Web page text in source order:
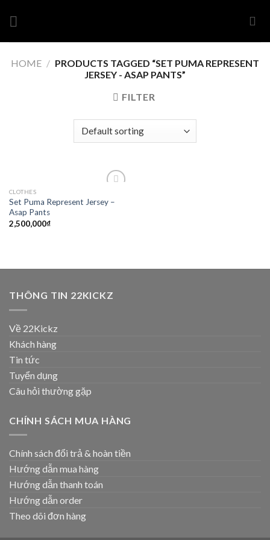
HOME / PRODUCTS TAGGED “SET PUMA REPRESENT
JERSEY - ASAP PANTS”
FILTER
wishlist
CLOTHES
Set Puma Represent Jersey –
Asap Pants
2,500,000₫
THÔNG TIN 22KICKZ
Về 22Kickz
Khách hàng
Tin tức
Tuyển dụng
Câu hỏi thường gặp
CHÍNH SÁCH MUA HÀNG
Chính sách đổi trả & hoàn tiền
Hướng dẫn mua hàng
Hướng dẫn thanh toán
Hướng dẫn order
Theo dõi đơn hàng